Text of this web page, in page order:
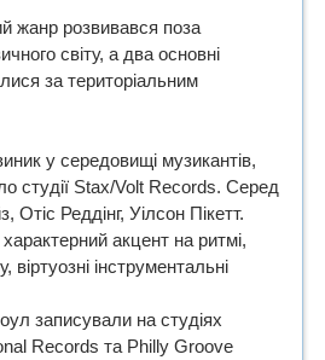
жанр розвивався поза
світу, а два основні
за територіальним
у середовищі музикантів,
студії Stax/Volt Records. Серед
Отіс Реддінг, Уілсон Пікетт.
акцент на ритмі,
інструментальні
записували на студіях
Records та Philly Groove